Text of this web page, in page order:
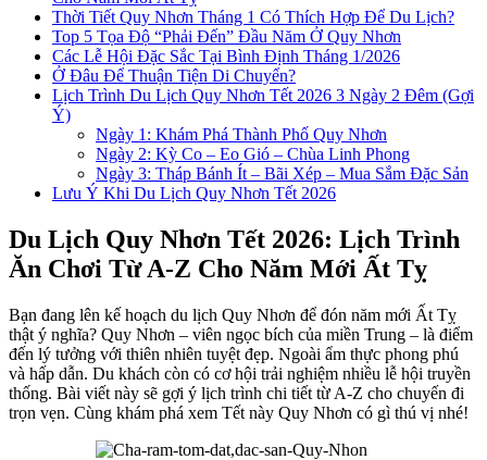
Thời Tiết Quy Nhơn Tháng 1 Có Thích Hợp Để Du Lịch?
Top 5 Tọa Độ “Phải Đến” Đầu Năm Ở Quy Nhơn
Các Lễ Hội Đặc Sắc Tại Bình Định Tháng 1/2026
Ở Đâu Để Thuận Tiện Di Chuyển?
Lịch Trình Du Lịch Quy Nhơn Tết 2026 3 Ngày 2 Đêm (Gợi
Ý)
Ngày 1: Khám Phá Thành Phố Quy Nhơn
Ngày 2: Kỳ Co – Eo Gió – Chùa Linh Phong
Ngày 3: Tháp Bánh Ít – Bãi Xép – Mua Sắm Đặc Sản
Lưu Ý Khi Du Lịch Quy Nhơn Tết 2026
Du Lịch Quy Nhơn Tết 2026: Lịch Trình
Ăn Chơi Từ A-Z Cho Năm Mới Ất Tỵ
Bạn đang lên kế hoạch du lịch Quy Nhơn để đón năm mới Ất Tỵ
thật ý nghĩa? Quy Nhơn – viên ngọc bích của miền Trung – là điểm
đến lý tưởng với thiên nhiên tuyệt đẹp. Ngoài ẩm thực phong phú
và hấp dẫn. Du khách còn có cơ hội trải nghiệm nhiều lễ hội truyền
thống. Bài viết này sẽ gợi ý lịch trình chi tiết từ A-Z cho chuyến đi
trọn vẹn. Cùng khám phá xem Tết này Quy Nhơn có gì thú vị nhé!